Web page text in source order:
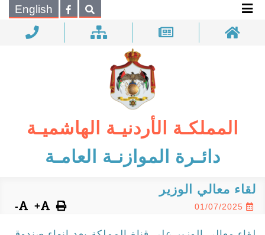
بحـث English
المملكـة الأردنيـة الهاشميـة
دائـرة الموازنـة العامـة
لقاء معالي الوزير
01/07/2025
+
-